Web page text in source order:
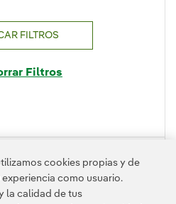
FILTROS
Filtros
cookies propias y de
como usuario.
la calidad de tus